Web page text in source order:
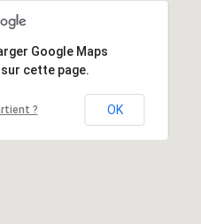
Google Maps
cette page.
? OK
Google Maps
cette page.
? OK